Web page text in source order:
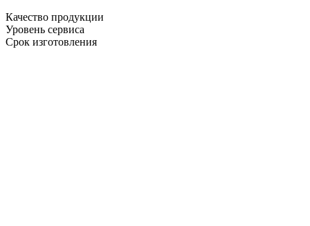
Качество продукции
Уровень сервиса
Срок изготовления